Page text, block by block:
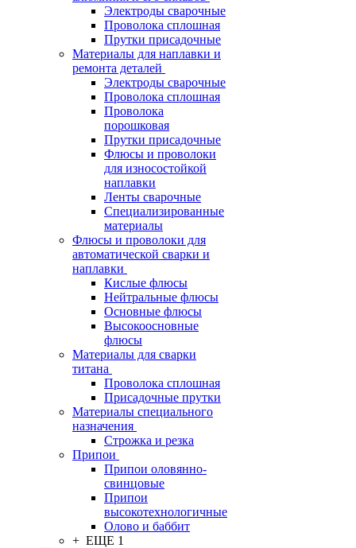
Электроды сварочные
Проволока сплошная
Прутки присадочные
Материалы для наплавки и
ремонта деталей
Электроды сварочные
Проволока сплошная
Проволока
порошковая
Прутки присадочные
Флюсы и проволоки
для износостойкой
наплавки
Ленты сварочные
Специализированные
материалы
Флюсы и проволоки для
автоматической сварки и
наплавки
Кислые флюсы
Нейтральные флюсы
Основные флюсы
Высокоосновные
флюсы
Материалы для сварки
титана
Проволока сплошная
Присадочные прутки
Материалы специального
назначения
Строжка и резка
Припои
Припои оловянно-
свинцовые
Припои
высокотехнологичные
Олово и баббит
+ ЕЩЕ 1